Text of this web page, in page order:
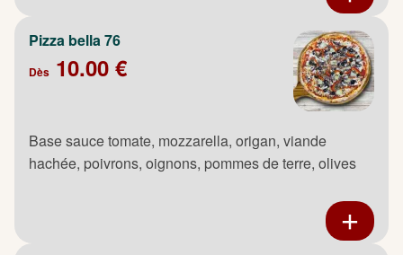
Pizza bella 76
Dès 10.00 €
Base sauce tomate, mozzarella, origan, viande
hachée, poivrons, oignons, pommes de terre, olives